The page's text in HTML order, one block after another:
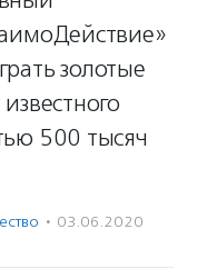
золотые
500 тысяч
· 03.06.2020